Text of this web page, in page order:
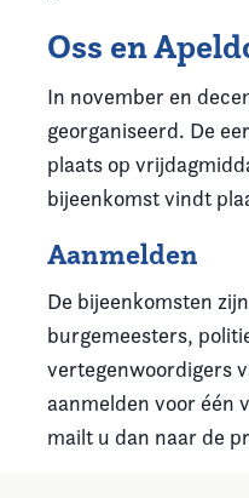
Oss en
In november en
georganiseerd. De
plaats op
bijeenkomst vindt
Aanmelden
De bijeenkomsten
burgemeesters,
vertegenwoordigers
aanmelden voor één
mailt u dan naar de